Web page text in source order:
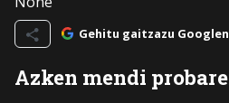
Gehitu gaitzazu Googlen
Azken mendi